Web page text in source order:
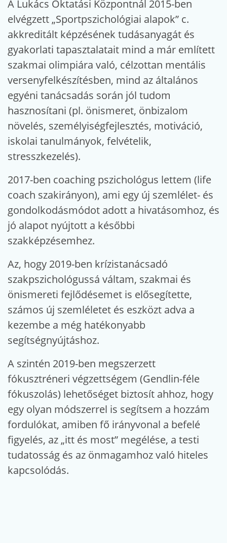
A Lukács Oktatási Központnál 2015-ben
elvégzett „Sportpszichológiai alapok” c.
akkreditált képzésének tudásanyagát és
gyakorlati tapasztalatait mind a már említett
szakmai olimpiára való, célzottan mentális
versenyfelkészítésben, mind az általános
egyéni tanácsadás során jól tudom
hasznosítani (pl. önismeret, önbizalom
növelés, személyiségfejlesztés, motiváció,
iskolai tanulmányok, felvételik,
stresszkezelés).
2017-ben coaching pszichológus lettem (life
coach szakirányon), ami egy új szemlélet- és
gondolkodásmódot adott a hivatásomhoz, és
jó alapot nyújtott a későbbi
szakképzésemhez.
Az, hogy 2019-ben krízistanácsadó
szakpszichológussá váltam, szakmai és
önismereti fejlődésemet is elősegítette,
számos új szemléletet és eszközt adva a
kezembe a még hatékonyabb
segítségnyújtáshoz.
A szintén 2019-ben megszerzett
fókusztréneri végzettségem (Gendlin-féle
fókuszolás) lehetőséget biztosít ahhoz, hogy
egy olyan módszerrel is segítsem a hozzám
fordulókat, amiben fő irányvonal a befelé
figyelés, az „itt és most” megélése, a testi
tudatosság és az önmagamhoz való hiteles
kapcsolódás.